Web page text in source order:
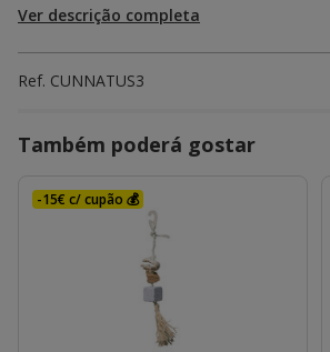
Ver descrição completa
Ref. CUNNATUS3
Também poderá gostar
-15€ c/ cupão 💰